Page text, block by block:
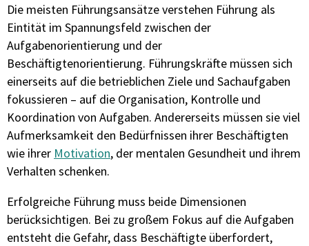
Die meisten Führungsansätze verstehen Führung als
Eintität im Spannungsfeld zwischen der
Aufgabenorientierung und der
Beschäftigtenorientierung. Führungskräfte müssen sich
einerseits auf die betrieblichen Ziele und Sachaufgaben
fokussieren – auf die Organisation, Kontrolle und
Koordination von Aufgaben. Andererseits müssen sie viel
Aufmerksamkeit den Bedürfnissen ihrer Beschäftigten
wie ihrer Motivation, der mentalen Gesundheit und ihrem
Verhalten schenken.
Erfolgreiche Führung muss beide Dimensionen
berücksichtigen. Bei zu großem Fokus auf die Aufgaben
entsteht die Gefahr, dass Beschäftigte überfordert,